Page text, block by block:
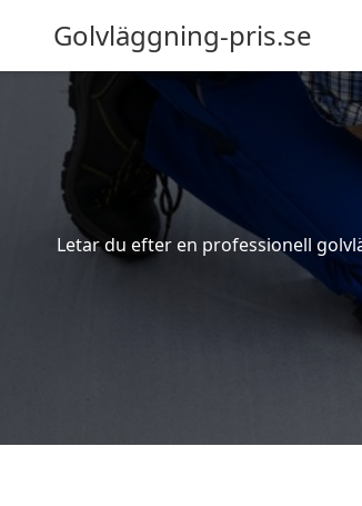
Golvläggning-pris.se
Letar du efter en professionell